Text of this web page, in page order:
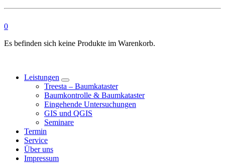
0
Es befinden sich keine Produkte im Warenkorb.
Leistungen
Treesta – Baumkataster
Baumkontrolle & Baumkataster
Eingehende Untersuchungen
GIS und QGIS
Seminare
Termin
Service
Über uns
Impressum